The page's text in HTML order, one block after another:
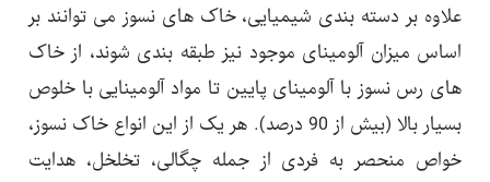
علاوه بر دسته بندی شیمیایی، خاک های نسوز می توانند بر
اساس میزان آلومینای موجود نیز طبقه بندی شوند، از خاک
های رس نسوز با آلومینای پایین تا مواد آلومینایی با خلوص
بسیار بالا (بیش از 90 درصد). هر یک از این انواع خاک نسوز،
خواص منحصر به فردی از جمله چگالی، تخلخل، هدایت